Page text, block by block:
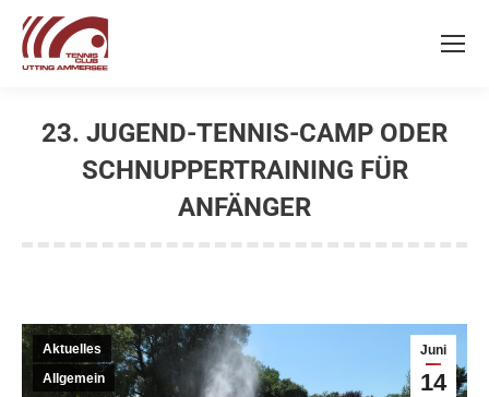
23. JUGEND-TENNIS-CAMP ODER
SCHNUPPERTRAINING FÜR
ANFÄNGER
Juni
14
Aktuelles
Allgemein